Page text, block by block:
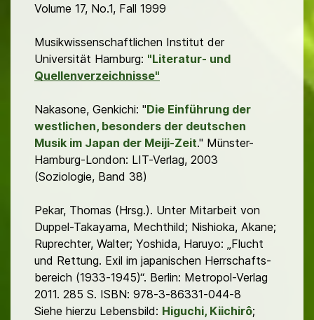
Volume 17, No.1, Fall 1999
Musikwissenschaftlichen Institut der
Universität Hamburg: "Literatur- und
Quellenverzeichnisse"
Nakasone, Genkichi: "Die Einführung der
westlichen, besonders der deutschen
Musik im Japan der Meiji-Zeit." Münster-
Hamburg-London: LIT-Verlag, 2003
(Soziologie, Band 38)
Pekar, Thomas (Hrsg.). Unter Mitarbeit von
Duppel-Takayama, Mechthild; Nishioka, Akane;
Ruprechter, Walter; Yoshida, Haruyo: „Flucht
und Rettung. Exil im japanischen Herrschafts-
bereich (1933-1945)“. Berlin: Metropol-Verlag
2011. 285 S. ISBN: 978-3-86331-044-8
Siehe hierzu Lebensbild: Higuchi, Kiichirô;